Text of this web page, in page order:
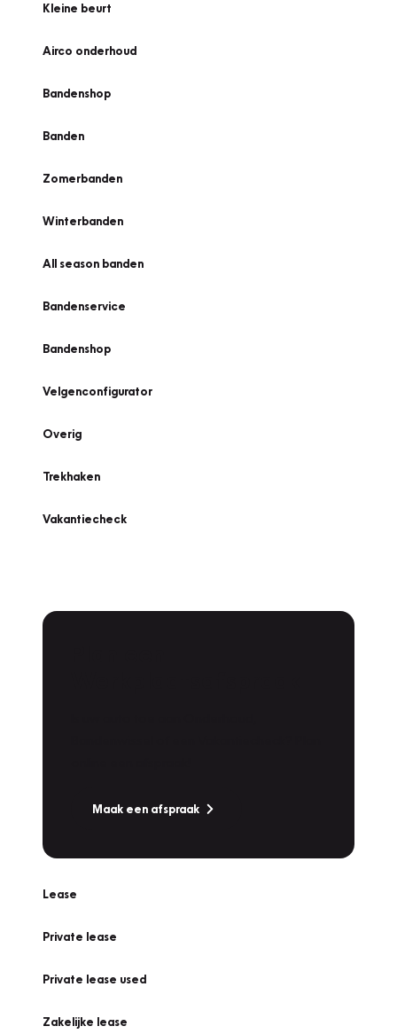
Kleine beurt
Airco onderhoud
Bandenshop
Banden
Zomerbanden
Winterbanden
All season banden
Bandenservice
Bandenshop
Velgenconfigurator
Overig
Trekhaken
Vakantiecheck
Maak een afspraak
Lease
Private lease
Private lease used
Zakelijke lease